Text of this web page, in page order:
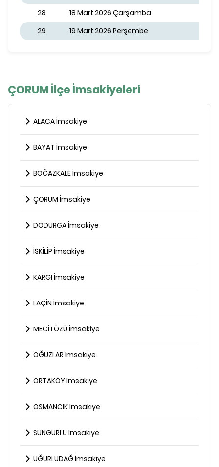
28
18 Mart 2026 Çarşamba
29
19 Mart 2026 Perşembe
ÇORUM İlçe İmsakiyeleri
ALACA İmsakiye
BAYAT İmsakiye
BOĞAZKALE İmsakiye
ÇORUM İmsakiye
DODURGA İmsakiye
İSKİLİP İmsakiye
KARGI İmsakiye
LAÇİN İmsakiye
MECİTÖZÜ İmsakiye
OĞUZLAR İmsakiye
ORTAKÖY İmsakiye
OSMANCIK İmsakiye
SUNGURLU İmsakiye
UĞURLUDAĞ İmsakiye